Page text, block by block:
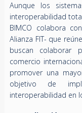
Aunque los
interoperabilidad
BIMCO colabora
Alianza FIT- que
buscan colaborar
comercio
promover una
objetivo de
interoperabilidad en